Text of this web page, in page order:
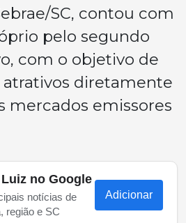
SC, contou com
pelo segundo
com o objetivo de
diretamente
mercados emissores
no Google
notícias de
região e SC
Adicionar